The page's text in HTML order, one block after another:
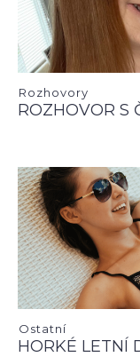
Rozhovory
ROZHOVOR S
Ostatní
HORKÉ LETNÍ